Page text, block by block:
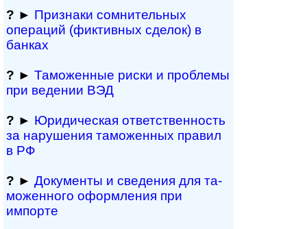
? ► Признаки сомнитель­ных
операций (фиктивных сделок) в
банках
? ► Таможенные риски и проблемы
при ведении ВЭД
? ► Юридическая ответственность
за нарушения таможенных правил
в РФ
? ► Документы и све­де­ния для та­
мо­жен­но­го офор­м­ле­ния при
импорте